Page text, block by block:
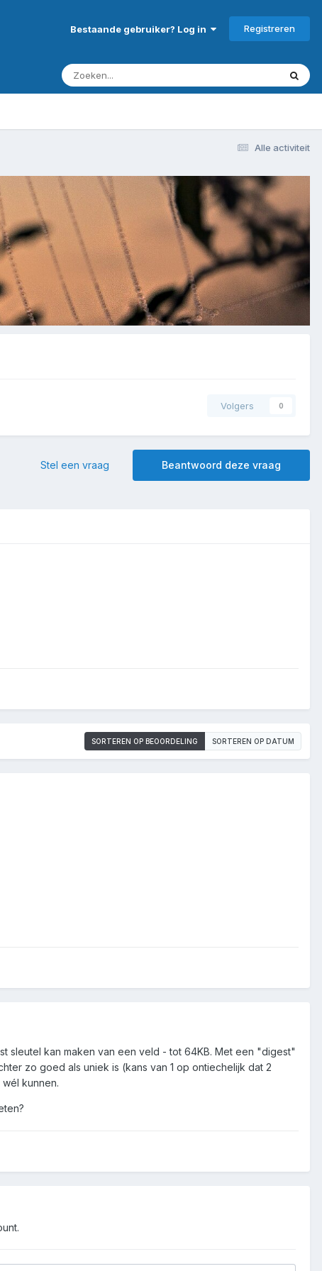
Bestaande gebruiker? Log in Registreren
Alle activiteit
Volgers 0
Beantwoord deze vraag
Stel een vraag
SORTEREN OP BEOORDELING SORTEREN OP DATUM
sleutel kan maken van een veld - tot 64KB. Met een "digest"
zo goed als uniek is (kans van 1 op ontiechelijk dat 2
kunnen.